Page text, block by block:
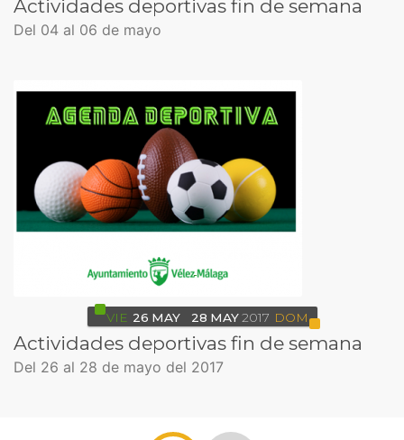
Actividades deportivas fin de semana
Del 04 al 06 de mayo
VIE 26 MAY 28 MAY 2017 DOM
Actividades deportivas fin de semana
Del 26 al 28 de mayo del 2017